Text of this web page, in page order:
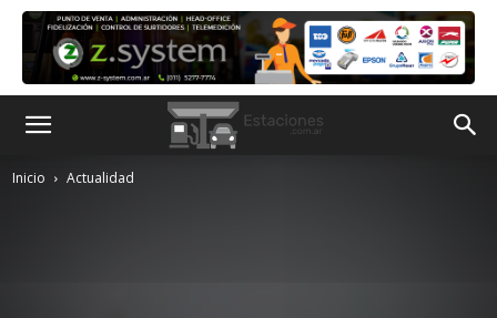
Inicio Actualidad